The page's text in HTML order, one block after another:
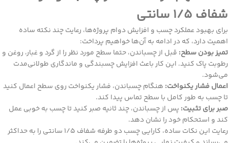
شفاف 1/5 سانتی
برای بهبود عملکرد چسب و افزایش دوام پروژه‌ها، رعایت چند نکته ساده
اهمیت دارد، که در ادامه به آن‌ها خواهیم پرداخت:
تمیز بودن سطح: قبل از چسباندن، حتما سطح مورد نظر را از گرد و غبار، روغن و
رطوبت پاک کنید. این کار باعث افزایش چسبندگی و ماندگاری طولانی‌مدت
می‌شود.
اعمال فشار یکنواخت: هنگام چسباندن، فشار یکنواخت روی سطح اعمال کنید
تا چسب به طور کامل با سطح تماس پیدا کند.
صبر برای تثبیت: پس از چسباندن، چند ثانیه صبر کنید تا چسب به خوبی عمل
کند و استحکام خود را نشان دهد.
رعایت این نکات ساده، کارایی چسب دو طرفه شفاف 1/5 سانتی را به حداکثر